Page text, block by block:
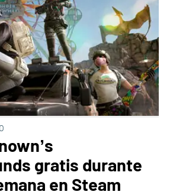
gratis durante
en Steam